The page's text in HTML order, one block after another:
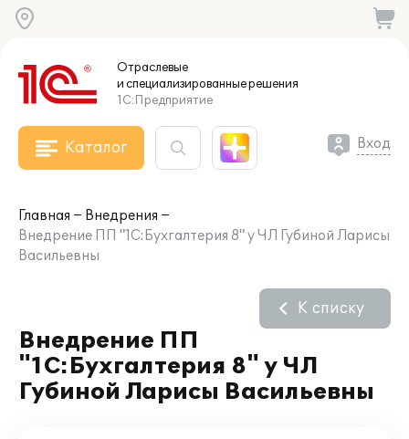
Отраслевые
и специализированныерешения
1С:Предприятие
Каталог Вход
Главная
Внедрения
Внедрение ПП "1С:Бухгалтерия 8" у ЧЛ Губиной Ларисы
Васильевны
Внедрение ПП
"1С:Бухгалтерия 8" у ЧЛ
Губиной Ларисы Васильевны
К списку